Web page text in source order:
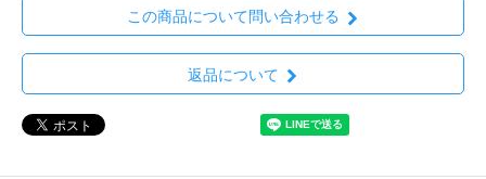
この商品について問い合わせる
返品について